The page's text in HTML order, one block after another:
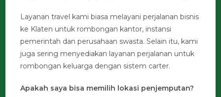
Layanan travel kami biasa melayani perjalanan bisnis
ke Klaten untuk rombongan kantor, instansi
pemerintah dan perusahaan swasta. Selain itu, kami
juga sering menyediakan layanan perjalanan untuk
rombongan keluarga dengan sistem carter.
Apakah saya bisa memilih lokasi penjemputan?